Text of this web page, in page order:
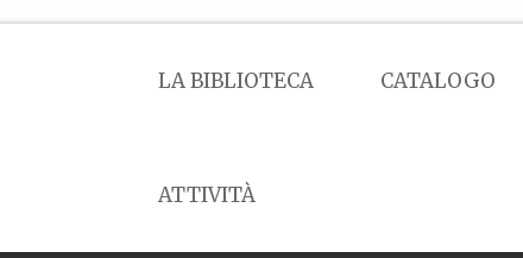
LA BIBLIOTECA CATALOGO
ATTIVITÀ